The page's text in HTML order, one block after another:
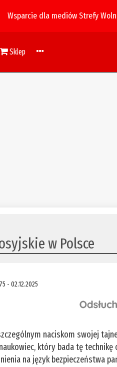
Wsparcie dla mediów Strefy
Sklep
w Polsce
- 02.12.2025
naciskom swojej
który bada tę technikę
na język bezpieczeństwa